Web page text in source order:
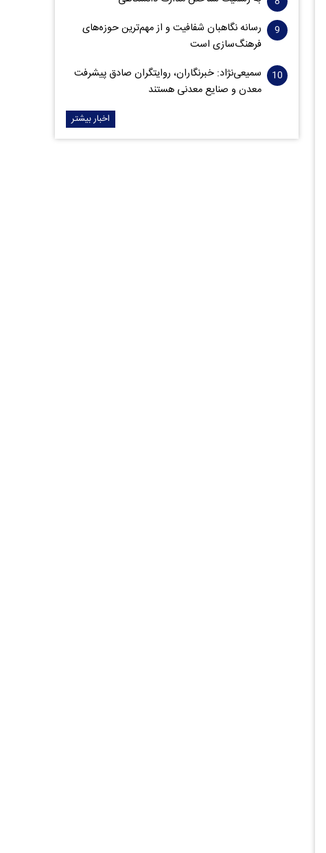
رسانه نگاهبان شفافیت و از مهم‌ترین حوزه‌های
فرهنگ‌سازی است
سمیعی‌نژاد: خبرنگاران، روایتگران صادق پیشرفت
معدن و صنایع معدنی هستند
اخبار بیشتر